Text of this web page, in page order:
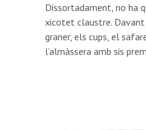
Dissortadament, no ha
xicotet claustre. Davant
graner, els cups, el
l’almàssera amb sis